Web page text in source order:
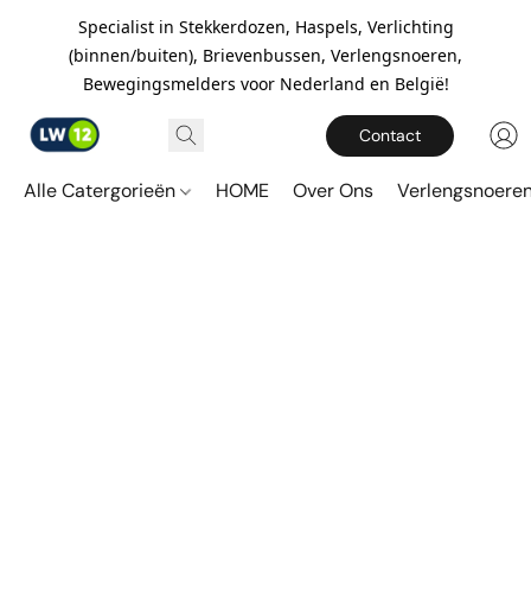
Specialist in Stekkerdozen, Haspels, Verlichting
(binnen/buiten), Brievenbussen, Verlengsnoeren,
Bewegingsmelders voor Nederland en België!
Contact
Alle Catergorieën HOME Over Ons